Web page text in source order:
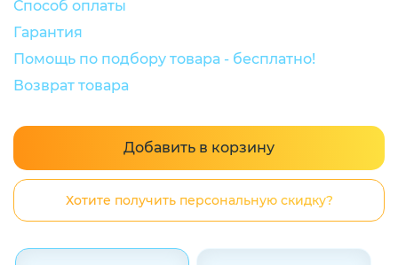
Способ оплаты
Гарантия
Помощь по подбору товара - бесплатно!
Возврат товара
Добавить в корзину
Хотите получить персональную скидку?